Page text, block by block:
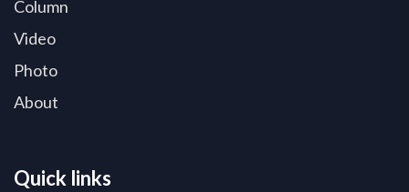
Column
Video
Photo
About
Quick links